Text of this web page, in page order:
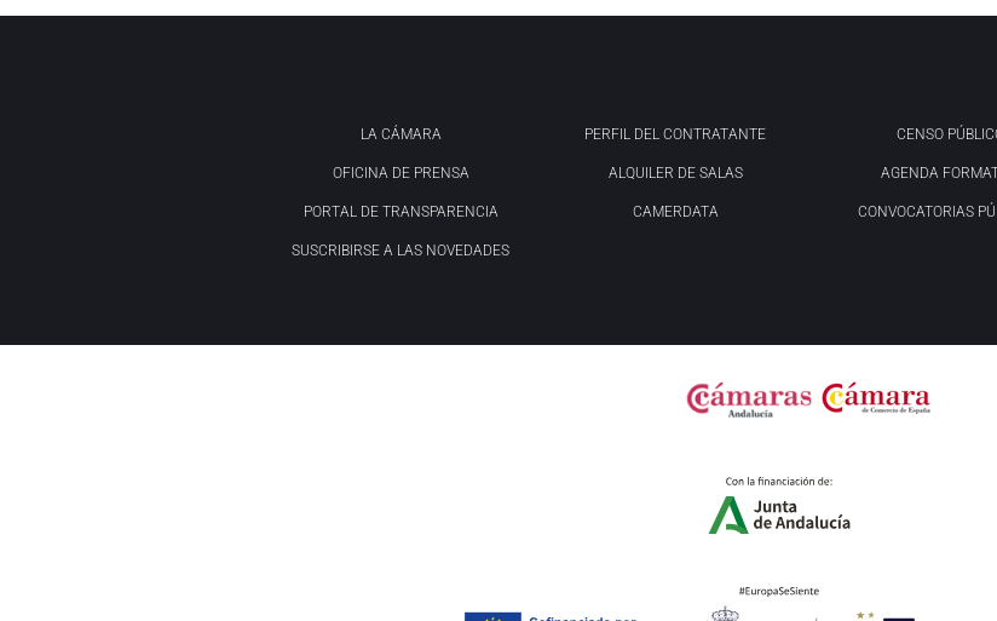
LA CÁMARA
OFICINA DE PRENSA
PORTAL DE TRANSPARENCIA
SUSCRIBIRSE A LAS NOVEDADES
PERFIL DEL CONTRATANTE
ALQUILER DE SALAS
CAMERDATA
CENSO
AGENDA
CONVOCATORIAS